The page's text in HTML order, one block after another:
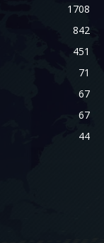
1708
842
451
71
67
67
44